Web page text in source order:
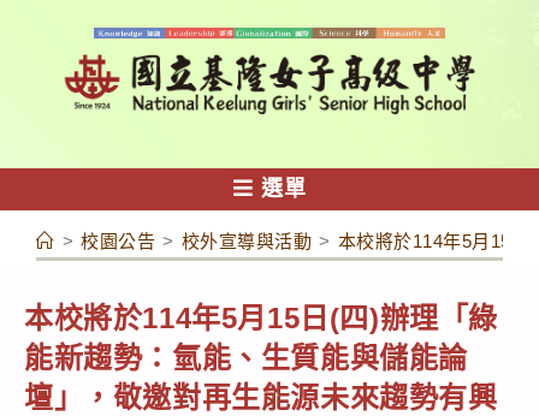
容
選單
> 校園公告 > 校外宣導與活動 > 本校將於114年5月15日
本校將於114年5月15日(四)辦理「綠
能新趨勢：氫能、生質能與儲能論
壇」，敬邀對再生能源未來趨勢有興